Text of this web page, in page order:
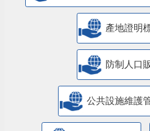
產地證明
防制人口
公共設施維護